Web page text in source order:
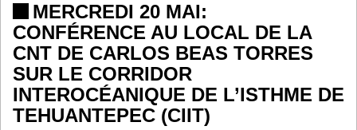
MERCREDI 20 MAI:
CONFÉRENCE AU LOCAL DE LA
CNT DE CARLOS BEAS TORRES
SUR LE CORRIDOR
INTEROCÉANIQUE DE L’ISTHME DE
TEHUANTEPEC (CIIT)